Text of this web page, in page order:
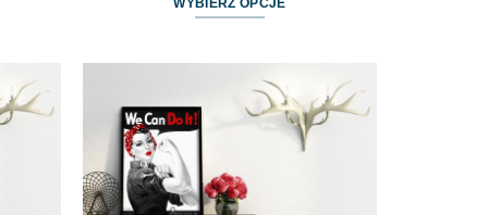
WYBIERZ OPCJE
wiele
wariantów.
można
wybrać